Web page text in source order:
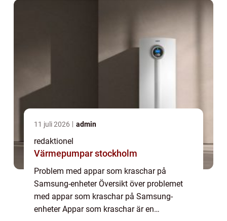
11 juli 2026 admin
redaktionel
Värmepumpar stockholm
Problem med appar som kraschar på
Samsung-enheter Översikt över problemet
med appar som kraschar på Samsung-
enheter Appar som kraschar är en